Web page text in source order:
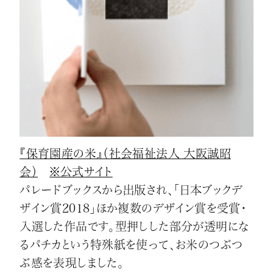
『保育園産の米』（社会福祉法人 大阪誠昭
会）
※公式サイト
パレードブックスから出版され、「日本ブックデ
ザイン賞2018」ほか複数のデザイン賞を受賞・
入選した作品です。型押しした部分が透明にな
るパチカという特殊紙を使って、お米のつぶつ
ぶ感を表現しました。